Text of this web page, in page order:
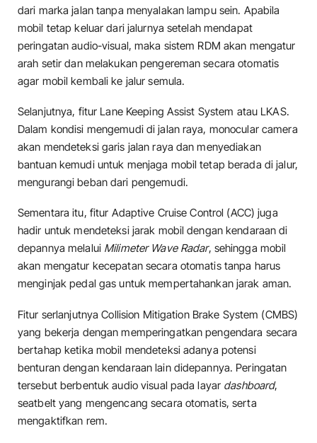
dari marka jalan tanpa menyalakan lampu sein. Apabila
mobil tetap keluar dari jalurnya setelah mendapat
peringatan audio-visual, maka sistem RDM akan mengatur
arah setir dan melakukan pengereman secara otomatis
agar mobil kembali ke jalur semula.
Selanjutnya, fitur Lane Keeping Assist System atau LKAS.
Dalam kondisi mengemudi di jalan raya, monocular camera
akan mendeteksi garis jalan raya dan menyediakan
bantuan kemudi untuk menjaga mobil tetap berada di jalur,
mengurangi beban dari pengemudi.
Sementara itu, fitur Adaptive Cruise Control (ACC) juga
hadir untuk mendeteksi jarak mobil dengan kendaraan di
depannya melalui Milimeter Wave Radar, sehingga mobil
akan mengatur kecepatan secara otomatis tanpa harus
menginjak pedal gas untuk mempertahankan jarak aman.
Fitur serlanjutnya Collision Mitigation Brake System (CMBS)
yang bekerja dengan memperingatkan pengendara secara
bertahap ketika mobil mendeteksi adanya potensi
benturan dengan kendaraan lain didepannya. Peringatan
tersebut berbentuk audio visual pada layar dashboard,
seatbelt yang mengencang secara otomatis, serta
mengaktifkan rem.